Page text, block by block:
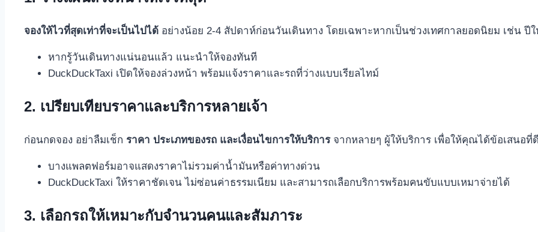
จองให้ไวที่สุดเท่าที่จะเป็นไปได้ อย่างน้อย 2-4 สัปดาห์ก่อนวันเดินทาง โดยเฉพาะหากเป็นช่วงเทศกาลยอดนิยม เช่น ปี
หากรู้วันเดินทางแน่นอนแล้ว แนะนำให้จองทันที
DuckDuckTaxi เปิดให้จองล่วงหน้า พร้อมแจ้งราคาและรถที่ว่างแบบเรียลไทม์
2. เปรียบเทียบราคาและบริการหลายเจ้า
ก่อนกดจอง อย่าลืมเช็ก ราคา ประเภทของรถ และเงื่อนไขการให้บริการจากหลายๆ ผู้ให้บริการ เพื่อให้คุณได้ข้อเสนอที่
บางแพลตฟอร์มอาจแสดงราคาไม่รวมค่าน้ำมันหรือค่าทางด่วน
DuckDuckTaxi ให้ราคาชัดเจน ไม่ซ่อนค่าธรรมเนียม และสามารถเลือกบริการพร้อมคนขับแบบเหมาจ่ายได้
3. เลือกรถให้เหมาะกับจำนวนคนและสัมภาระ